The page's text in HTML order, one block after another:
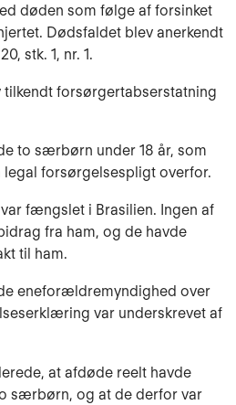
døden som følge af forsinket
Dødsfaldet blev anerkendt
stk. 1, nr. 1.
forsørgertabserstatning
to særbørn under 18 år, som
legal forsørgelsespligt overfor.
fængslet i Brasilien. Ingen af
fra ham, og de havde
til ham.
eneforældremyndighed over
var underskrevet af
at afdøde reelt havde
særbørn, og at de derfor var